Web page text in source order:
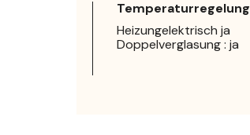
Temperaturregelung
Heizungelektrisch ja
Doppelverglasung : ja